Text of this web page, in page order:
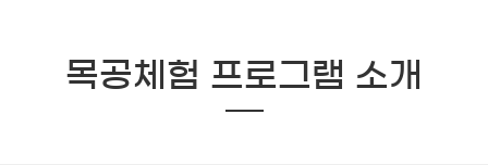
목공체험 프로그램 소개